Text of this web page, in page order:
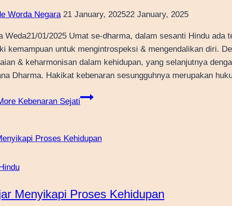
Worda Negara 21 January, 202522 January, 2025
Weda21/01/2025 Umat se-dharma, dalam sesanti Hindu
kemampuan untuk mengintrospeksi & mengendalikan diri.
& keharmonisan dalam kehidupan, yang selanjutnya
Dharma. Hakikat kebenaran sesungguhnya merupakan
Kebenaran Sejati
Menyikapi Proses Kehidupan